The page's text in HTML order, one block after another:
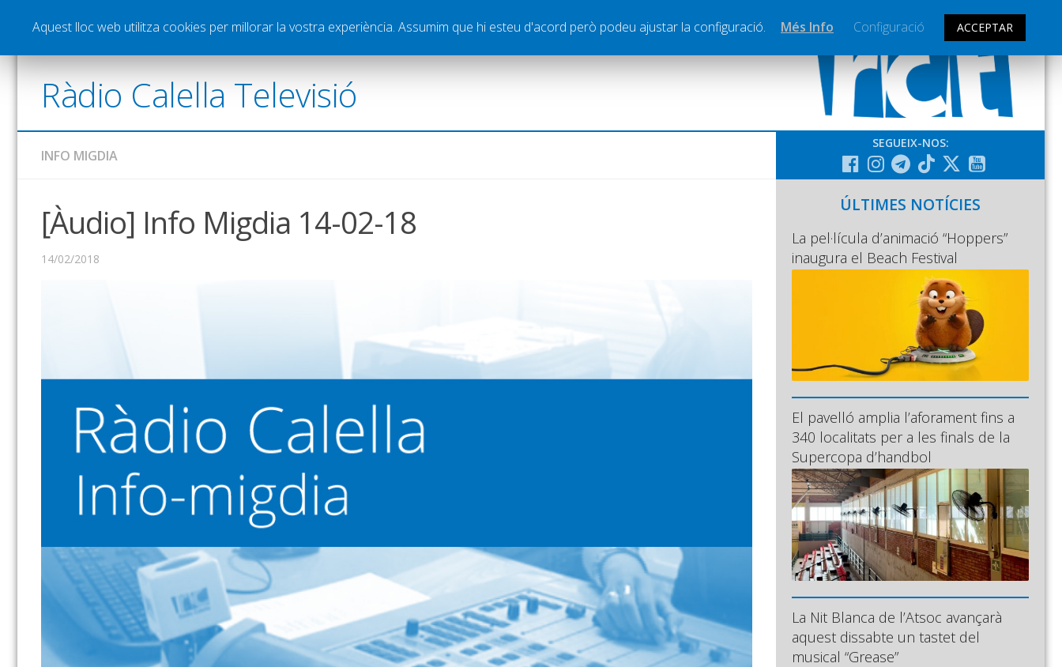
Notícies Esports Pòdcasts Vídeos Graella Publicitat Contacte
Ràdio Calella Televisió
INFO MIGDIA
[Àudio] Info Migdia 14-02-18
14/02/2018
SEGUEIX-NOS:
ÚLTIMES NOTÍCIES
La pel·lícula d’animació “Hoppers”
inaugura el Beach Festival
El pavelló amplia l’aforament fins a
340 localitats per a les finals de la
Supercopa d’handbol
La Nit Blanca de l’Atsoc avançarà
aquest dissabte un tastet del
musical “Grease”
Aquest lloc web utilitza cookies per millorar la vostra experiència. Assumim que hi esteu d'acord però podeu ajustar la configuració. Més Info Configuració ACCEPTAR